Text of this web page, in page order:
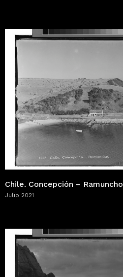
Chile. Concepción – Ramuncho
Julio 2021